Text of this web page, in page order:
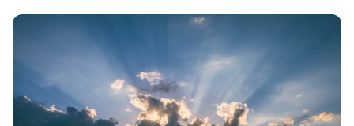
pubblicata sul
Journal of Investigative
Dermatology
I ricercatori britannici ritengono che siano piccole
quantità di ossido nitrico (NO) a fare la differenza.
Queste, infatti, secondo Martin Feelisch – professore